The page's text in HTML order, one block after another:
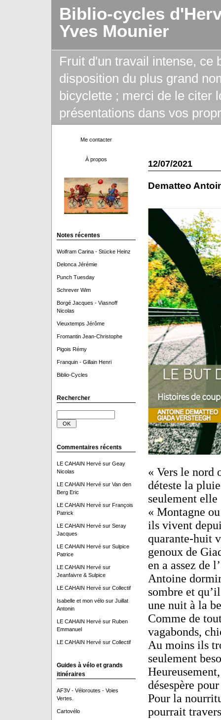
Biblio-cycles
Yves Mounier
Fruit d'un travail intense, ce
disposition du plus grand
bicyclette ; merci de le citer
présentations dans vos
Me contacter
À propos
Notes récentes
Wolfram Carina - Stücke Heinz
Delonca Jérémie
Punch Tuesday
Schrever Wim
Borgé Jacques - Viasnoff
Nicolas
Vieuxtemps Jérôme
Fromantin Jean-Christophe
Pigois Rémy
Franquin - Gillain Henri
Biblio-Cycles
Rechercher
Commentaires récents
LE CAHAIN Hervésur Geay
Nicolas
LE CAHAIN Hervésur Van den
Berg Eric
LE CAHAIN Hervésur François
Patrick
LE CAHAIN Hervésur Seray
Jacques
LE CAHAIN Hervésur Sulpice
Patrice
LE CAHAIN Hervésur
Jeanfaivre & Sulpice
LE CAHAIN Hervésur Collectif
Isabelle et mon vélosur Juillat
Antonin
LE CAHAIN Hervésur Ruben
Emmanuel
LE CAHAIN Hervésur Collectif
Guides à vélo et grands
itinéraires
AF3V - Véloroutes - Voies
Vertes.
Cartovélo
12/07/2021
Dematteo
« Vers le nord
déteste la
seulement
« Montagne
ils vivent
quarante-huit
genoux de
en a assez de
Antoine
sombre et
une nuit à la
Comme de
vagabonds,
Au moins ils
seulement
désespère
Pour la
pourrait